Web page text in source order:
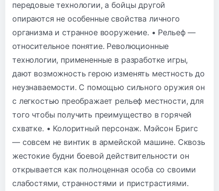
передовые технологии, а бойцы другой
опираются не особенные свойства личного
организма и странное вооружение. • Рельеф —
относительное понятие. Революционные
технологии, примененные в разработке игры,
дают возможность герою изменять местность до
неузнаваемости. С помощью сильного оружия он
с легкостью преображает рельеф местности, для
того чтобы получить преимущество в горячей
схватке. • Колоритный персонаж. Мэйсон Бригс
— совсем не винтик в армейской машине. Сквозь
жестокие будни боевой действительности он
открывается как полноценная особа со своими
слабостями, странностями и пристрастиями.